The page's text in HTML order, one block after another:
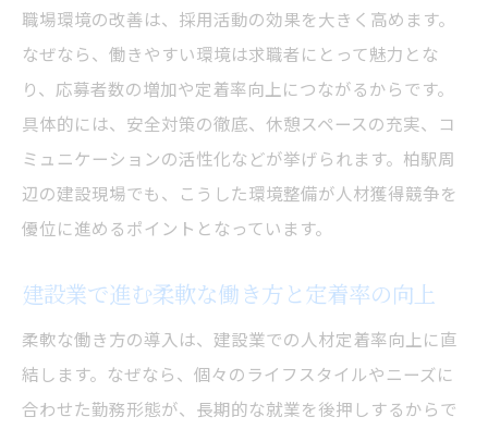
職場環境の改善は、採用活動の効果を大きく高めます。
なぜなら、働きやすい環境は求職者にとって魅力とな
り、応募者数の増加や定着率向上につながるからです。
具体的には、安全対策の徹底、休憩スペースの充実、コ
ミュニケーションの活性化などが挙げられます。柏駅周
辺の建設現場でも、こうした環境整備が人材獲得競争を
優位に進めるポイントとなっています。
建設業で進む柔軟な働き方と定着率の向上
柔軟な働き方の導入は、建設業での人材定着率向上に直
結します。なぜなら、個々のライフスタイルやニーズに
合わせた勤務形態が、長期的な就業を後押しするからで